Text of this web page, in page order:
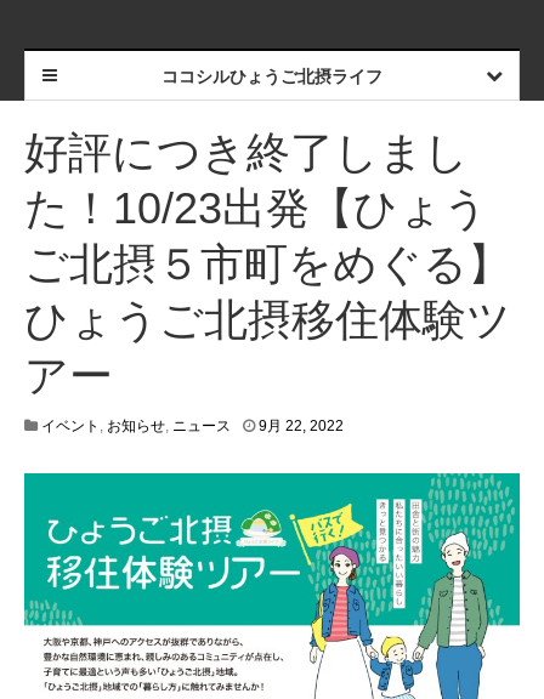
ココシルひょうご北摂ライフ
好評につき終了しまし
た！10/23出発【ひょう
ご北摂５市町をめぐる】
ひょうご北摂移住体験ツ
アー
イベント , お知らせ, ニュース 9月 22, 2022
1
,
2
0
2
2